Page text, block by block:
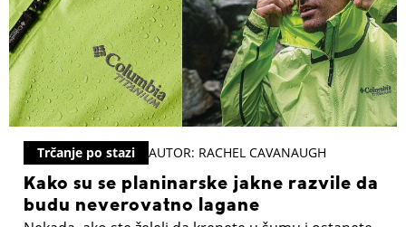
Trčanje po stazi AUTOR: RACHEL CAVANAUGH
Kako su se planinarske jakne razvile da
budu neverovatno lagane